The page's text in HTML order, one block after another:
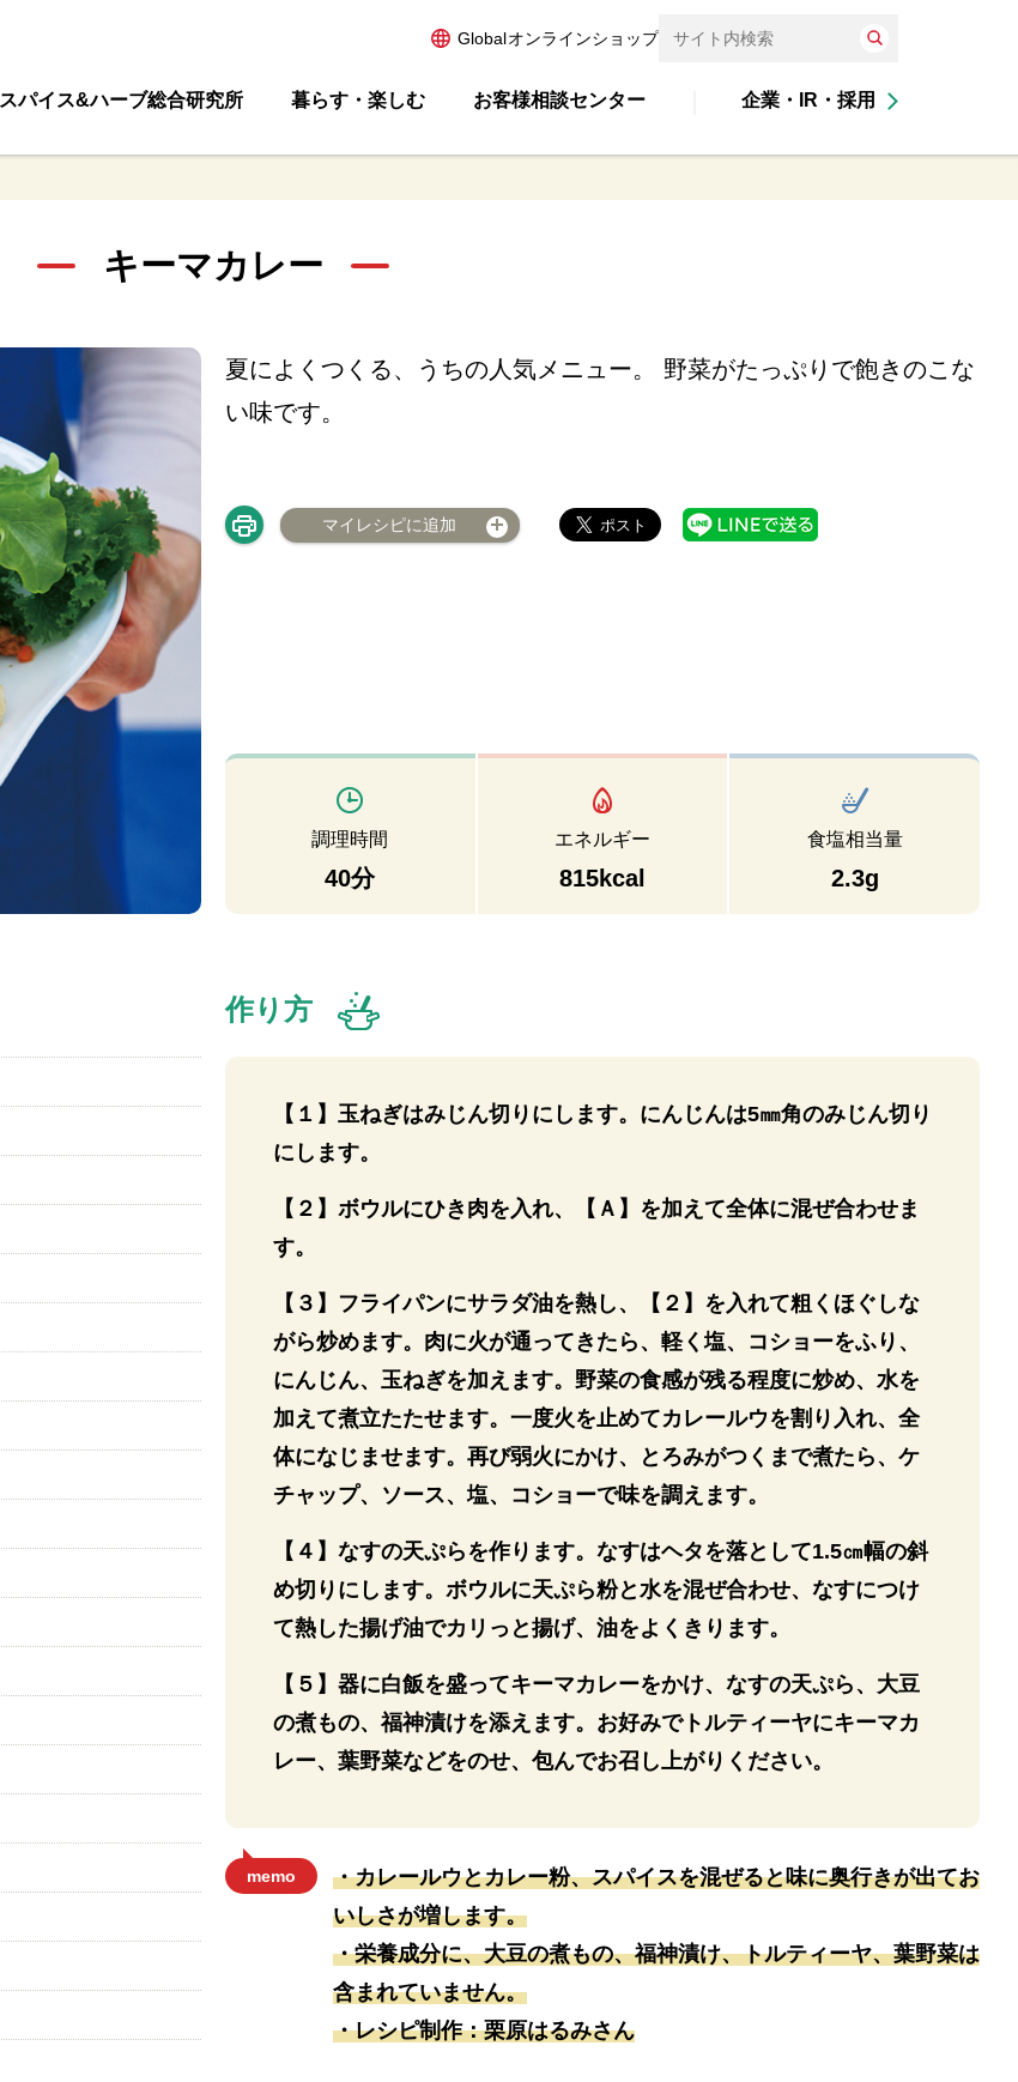
Globalオンラインショップ
スパイス&ハーブ総合研究所 暮らす・楽しむ お客様相談センター 企業・IR・採用
キーマカレー
夏によくつくる、うちの人気メニュー。 野菜がたっぷりで飽きのこな
い味です。
マイレシピに追加
調理時間
40分
エネルギー
815kcal
食塩相当量
2.3g
作り方
【１】玉ねぎはみじん切りにします。にんじんは5㎜角のみじん切り
にします。
【２】ボウルにひき肉を入れ、【Ａ】を加えて全体に混ぜ合わせま
す。
【３】フライパンにサラダ油を熱し、【２】を入れて粗くほぐしな
がら炒めます。肉に火が通ってきたら、軽く塩、コショーをふり、
にんじん、玉ねぎを加えます。野菜の食感が残る程度に炒め、水を
加えて煮立たたせます。一度火を止めてカレールウを割り入れ、全
体になじませます。再び弱火にかけ、とろみがつくまで煮たら、ケ
チャップ、ソース、塩、コショーで味を調えます。
【４】なすの天ぷらを作ります。なすはヘタを落として1.5㎝幅の斜
め切りにします。ボウルに天ぷら粉と水を混ぜ合わせ、なすにつけ
て熱した揚げ油でカリっと揚げ、油をよくきります。
【５】器に白飯を盛ってキーマカレーをかけ、なすの天ぷら、大豆
の煮もの、福神漬けを添えます。お好みでトルティーヤにキーマカ
レー、葉野菜などをのせ、包んでお召し上がりください。
memo
・カレールウとカレー粉、スパイスを混ぜると味に奥行きが出てお
いしさが増します。
・栄養成分に、大豆の煮もの、福神漬け、トルティーヤ、葉野菜は
含まれていません。
・レシピ制作：栗原はるみさん